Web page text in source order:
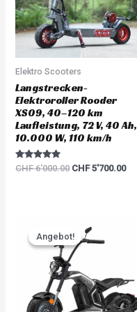
Elektro Scooters
Langstrecken-
Elektroroller Rooder
XS09, 40–120 km
Laufleistung, 72 V, 40 Ah,
10.000 W, 110 km/h
Rated
CHF6'000.00 CHF5'700.00
Angebot!
Angebot!price
was:
CHF 3'783.00.